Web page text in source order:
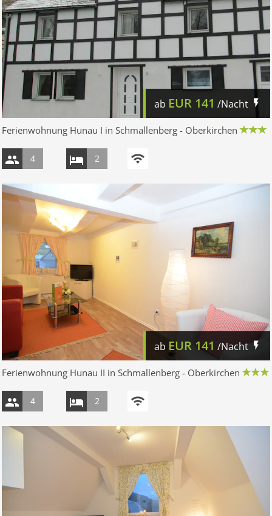
ab EUR 141 /Nacht
Ferienwohnung Hunau I in Schmallenberg - Oberkirchen
4 2
ab EUR 141 /Nacht
Ferienwohnung Hunau II in Schmallenberg - Oberkirchen
4 2